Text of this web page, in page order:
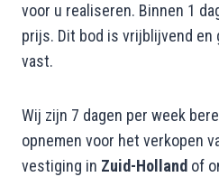
voor u realiseren. Binnen 1
prijs. Dit bod is vrijblijvend en
vast.
Wij zijn 7 dagen per week
opnemen voor het verkopen
vestiging in Zuid-Holland of